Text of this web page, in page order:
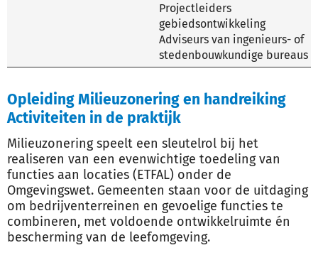
Projectleiders
gebiedsontwikkeling
Adviseurs van ingenieurs- of
stedenbouwkundige bureaus
Opleiding Milieuzonering en handreiking
Activiteiten in de praktijk
Milieuzonering speelt een sleutelrol bij het
realiseren van een evenwichtige toedeling van
functies aan locaties (ETFAL) onder de
Omgevingswet. Gemeenten staan voor de uitdaging
om bedrijventerreinen en gevoelige functies te
combineren, met voldoende ontwikkelruimte én
bescherming van de leefomgeving.